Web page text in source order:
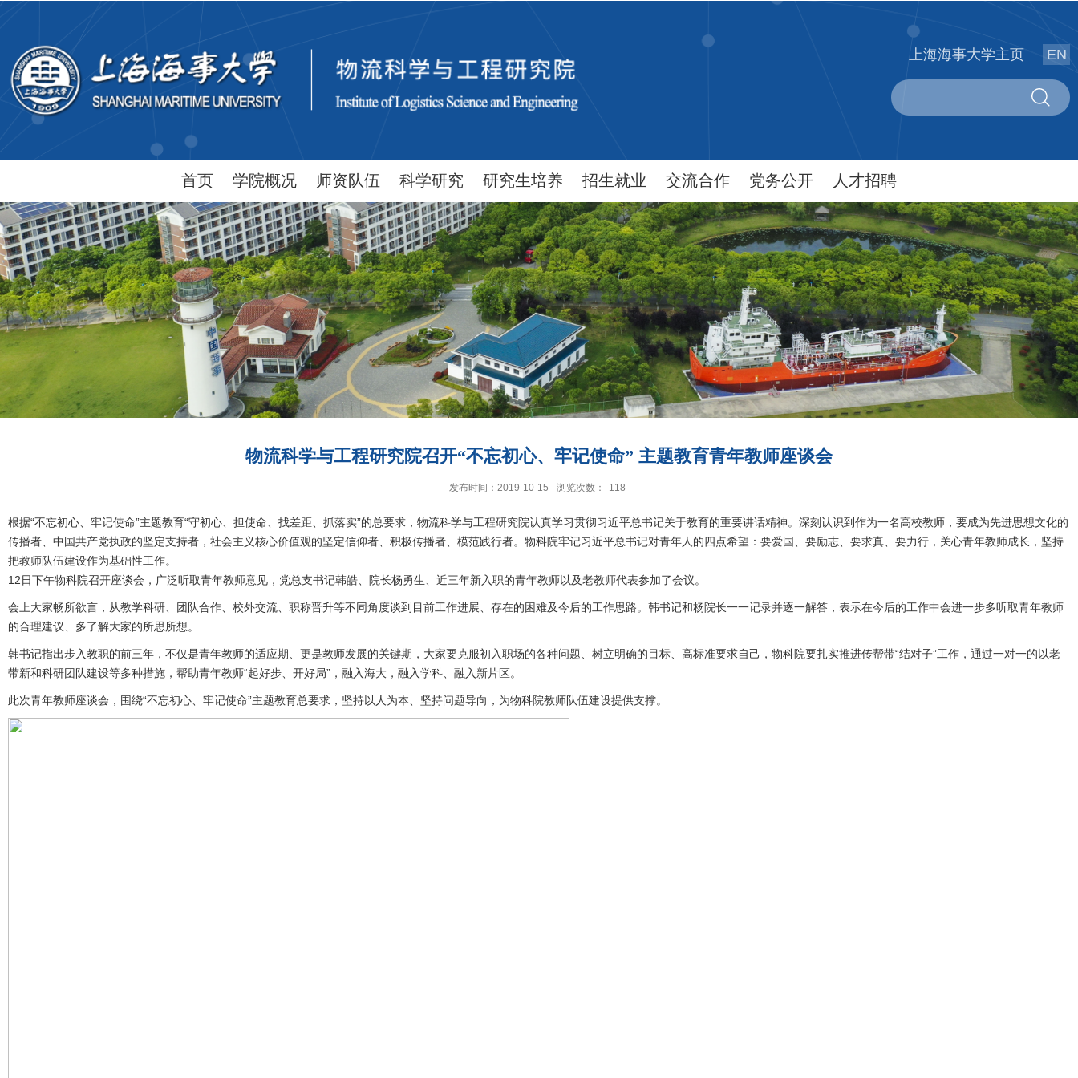
上海海事大学主页 EN
首页 学院概况 师资队伍 科学研究 研究生培养 招生就业 交流合作 党务公开 人才招聘
物流科学与工程研究院召开“不忘初心、牢记使命” 主题教育青年教师座谈会
发布时间：2019-10-15 浏览次数： 118
根据“不忘初心、牢记使命”主题教育“守初心、担使命、找差距、抓落实”的总要求，物流科学与工程研究院认真学习贯彻习近平总书记关于教育的重要讲话精神。深刻认识到作为一名高校教师，要成为先进思想文化的
传播者、中国共产党执政的坚定支持者，社会主义核心价值观的坚定信仰者、积极传播者、模范践行者。物科院牢记习近平总书记对青年人的四点希望：要爱国、要励志、要求真、要力行，关心青年教师成长，坚持
把教师队伍建设作为基础性工作。
12日下午物科院召开座谈会，广泛听取青年教师意见，党总支书记韩皓、院长杨勇生、近三年新入职的青年教师以及老教师代表参加了会议。
会上大家畅所欲言，从教学科研、团队合作、校外交流、职称晋升等不同角度谈到目前工作进展、存在的困难及今后的工作思路。韩书记和杨院长一一记录并逐一解答，表示在今后的工作中会进一步多听取青年教师
的合理建议、多了解大家的所思所想。
韩书记指出步入教职的前三年，不仅是青年教师的适应期、更是教师发展的关键期，大家要克服初入职场的各种问题、树立明确的目标、高标准要求自己，物科院要扎实推进传帮带“结对子”工作，通过一对一的以老
带新和科研团队建设等多种措施，帮助青年教师“起好步、开好局”，融入海大，融入学科、融入新片区。
此次青年教师座谈会，围绕“不忘初心、牢记使命”主题教育总要求，坚持以人为本、坚持问题导向，为物科院教师队伍建设提供支撑。